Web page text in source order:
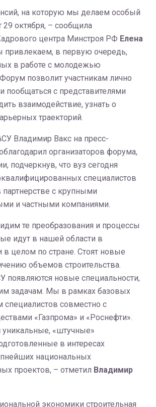
на которую мы делаем особый
29 октября, – сообщила
центра Минстроя РФ Елена
привлекаем, в первую очередь,
в работе с молодежью
позволит участникам лично
пообщаться с представителями
взаимодействие, узнать о
траекторий.
Владимир Вакс на пресс-
организаторов форума,
подчеркнув, что вуз сегодня
специалистов
партнерстве с крупными
и частными компаниями.
те преобразования и процессы
идут в нашей области в
в целом по стране. Стоят новые
объемов строительства.
появляются новые специальности,
задачам. Мы в рамках базовых
специалистов совместно с
«Газпрома» и «Роснефти».
уникальные, «штучные»
в интересах
национальных
проектов, – отметил Владимир
экономики строительная